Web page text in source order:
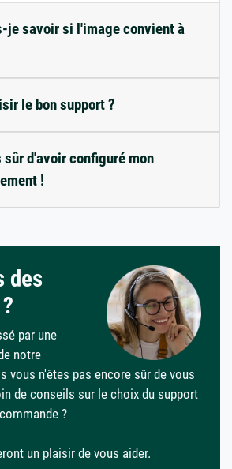
je savoir si l'image convient à
le bon support ?
sûr d'avoir configuré mon
!
des
par une
notre
vous n'êtes pas encore sûr de vous
de conseils sur le choix du support
?
un plaisir de vous aider.